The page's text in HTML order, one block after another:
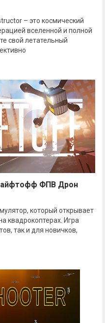
– это космический
вселенной и полной
свой летательный
ФПВ Дрон
который открывает
квадрокоптерах. Игра
так и для новичков,